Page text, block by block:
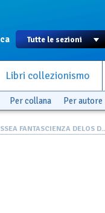
Libri collezionismo
Per collana Per autore
FANTASCIENZA DELOS